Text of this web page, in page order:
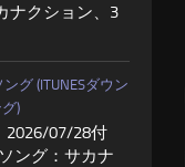
ナクション、3
グ (ITUNESダウン
)
2026/07/28付
ング：サカナ